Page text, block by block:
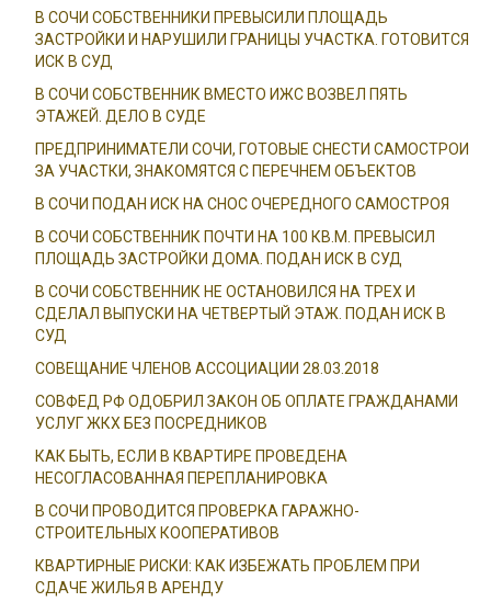
В СОЧИ СОБСТВЕННИКИ ПРЕВЫСИЛИ ПЛОЩАДЬ
ЗАСТРОЙКИ И НАРУШИЛИ ГРАНИЦЫ УЧАСТКА. ГОТОВИТСЯ
ИСК В СУД
В СОЧИ СОБСТВЕННИК ВМЕСТО ИЖС ВОЗВЕЛ ПЯТЬ
ЭТАЖЕЙ. ДЕЛО В СУДЕ
ПРЕДПРИНИМАТЕЛИ СОЧИ, ГОТОВЫЕ СНЕСТИ САМОСТРОИ
ЗА УЧАСТКИ, ЗНАКОМЯТСЯ С ПЕРЕЧНЕМ ОБЪЕКТОВ
В СОЧИ ПОДАН ИСК НА СНОС ОЧЕРЕДНОГО САМОСТРОЯ
В СОЧИ СОБСТВЕННИК ПОЧТИ НА 100 КВ.М. ПРЕВЫСИЛ
ПЛОЩАДЬ ЗАСТРОЙКИ ДОМА. ПОДАН ИСК В СУД
В СОЧИ СОБСТВЕННИК НЕ ОСТАНОВИЛСЯ НА ТРЕХ И
СДЕЛАЛ ВЫПУСКИ НА ЧЕТВЕРТЫЙ ЭТАЖ. ПОДАН ИСК В
СУД
СОВЕЩАНИЕ ЧЛЕНОВ АССОЦИАЦИИ 28.03.2018
СОВФЕД РФ ОДОБРИЛ ЗАКОН ОБ ОПЛАТЕ ГРАЖДАНАМИ
УСЛУГ ЖКХ БЕЗ ПОСРЕДНИКОВ
КАК БЫТЬ, ЕСЛИ В КВАРТИРЕ ПРОВЕДЕНА
НЕСОГЛАСОВАННАЯ ПЕРЕПЛАНИРОВКА
В СОЧИ ПРОВОДИТСЯ ПРОВЕРКА ГАРАЖНО-
СТРОИТЕЛЬНЫХ КООПЕРАТИВОВ
КВАРТИРНЫЕ РИСКИ: КАК ИЗБЕЖАТЬ ПРОБЛЕМ ПРИ
СДАЧЕ ЖИЛЬЯ В АРЕНДУ